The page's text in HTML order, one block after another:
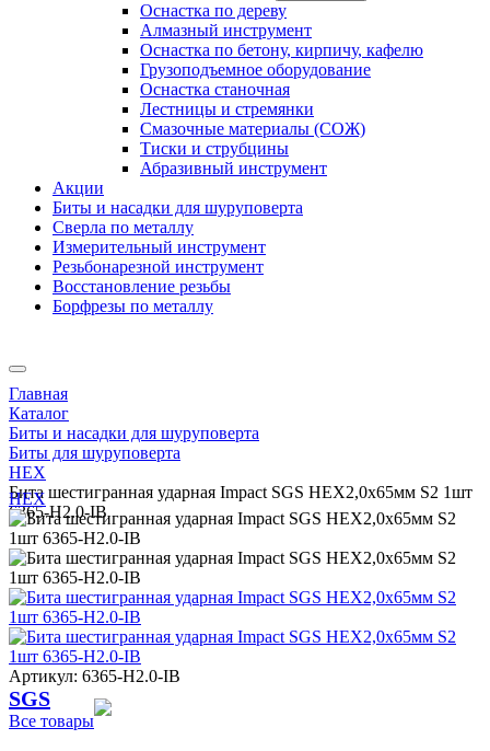
Оснастка по дереву
Алмазный инструмент
Оснастка по бетону, кирпичу, кафелю
Грузоподъемное оборудование
Оснастка станочная
Лестницы и стремянки
Смазочные материалы (СОЖ)
Тиски и струбцины
Абразивный инструмент
Акции
Биты и насадки для шуруповерта
Сверла по металлу
Измерительный инструмент
Резьбонарезной инструмент
Восстановление резьбы
Борфрезы по металлу
Главная
Каталог
Биты и насадки для шуруповерта
Биты для шуруповерта
HEX
Бита шестигранная ударная Impact SGS HEX2,0х65мм S2 1шт
6365-H2.0-IB
HEX
Артикул: 6365-H2.0-IB
SGS
Все товары